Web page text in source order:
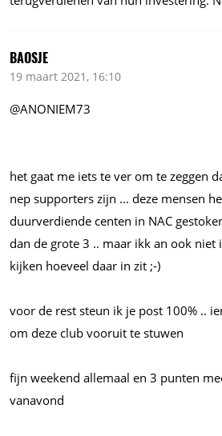
BAOSJE
19 maart 2021, 16:10
@ANONIEM73
het gaat me iets te ver om te zeggen
nep supporters zijn ... deze mensen
duurverdiende centen in NAC
dan de grote 3 .. maar ikk an ook
kijken hoeveel daar in zit ;-)
voor de rest steun ik je post 100% ..
om deze club vooruit te stuwen
fijn weekend allemaal en 3 punten
vanavond